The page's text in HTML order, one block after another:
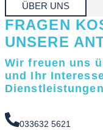
ÜBER UNS
FRAGEN
UNSERE
Wir freuen uns
und Ihr
033632 5621